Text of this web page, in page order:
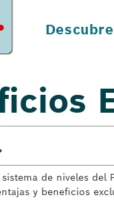
sistema de niveles
y beneficios